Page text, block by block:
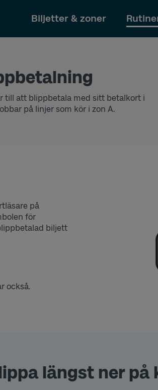
Till innehållet
Biljetter & zoner
till att blippbetala med sitt betalkort i
på linjer som kör i zon A.
på
för
biljett
också.
längst ner på